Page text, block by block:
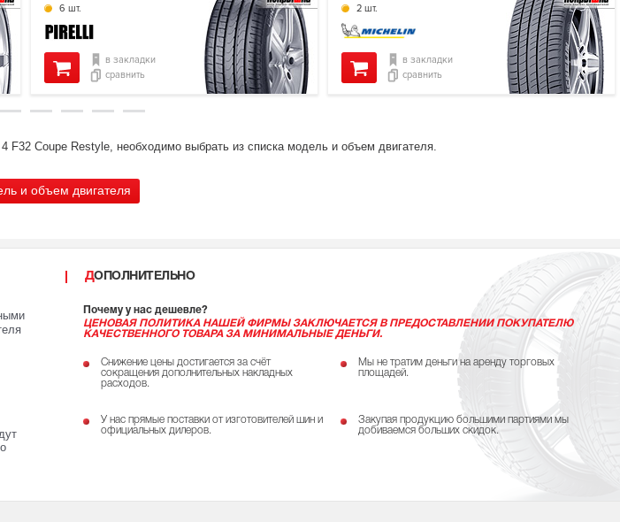
6 шт.
в закладки
сравнить
2 шт.
в закладки
сравнить
Coupe Restyle, необходимо выбрать из списка модель и объем двигателя.
и объем двигателя
ДОПОЛНИТЕЛЬНО
Почему у нас дешевле?
ЦЕНОВАЯ ПОЛИТИКА НАШЕЙ ФИРМЫ ЗАКЛЮЧАЕТСЯ В ПРЕДОСТАВЛЕНИИ ПОКУПАТЕЛЮ
КАЧЕСТВЕННОГО ТОВАРА ЗА МИНИМАЛЬНЫЕ ДЕНЬГИ.
Снижение цены достигается за счёт
сокращения дополнительных накладных
расходов.
Мы не тратим деньги на аренду торговых
площадей.
У нас прямые поставки от изготовителей шин и
официальных дилеров.
Закупая продукцию большими партиями мы
добиваемся больших скидок.